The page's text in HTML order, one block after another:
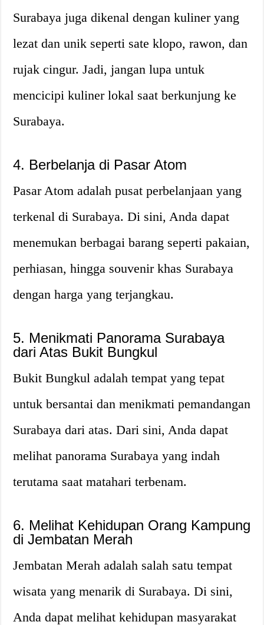
Surabaya juga dikenal dengan kuliner yang
lezat dan unik seperti sate klopo, rawon, dan
rujak cingur. Jadi, jangan lupa untuk
mencicipi kuliner lokal saat berkunjung ke
Surabaya.
4. Berbelanja di Pasar Atom
Pasar Atom adalah pusat perbelanjaan yang
terkenal di Surabaya. Di sini, Anda dapat
menemukan berbagai barang seperti pakaian,
perhiasan, hingga souvenir khas Surabaya
dengan harga yang terjangkau.
5. Menikmati Panorama Surabaya
dari Atas Bukit Bungkul
Bukit Bungkul adalah tempat yang tepat
untuk bersantai dan menikmati pemandangan
Surabaya dari atas. Dari sini, Anda dapat
melihat panorama Surabaya yang indah
terutama saat matahari terbenam.
6. Melihat Kehidupan Orang Kampung
di Jembatan Merah
Jembatan Merah adalah salah satu tempat
wisata yang menarik di Surabaya. Di sini,
Anda dapat melihat kehidupan masyarakat